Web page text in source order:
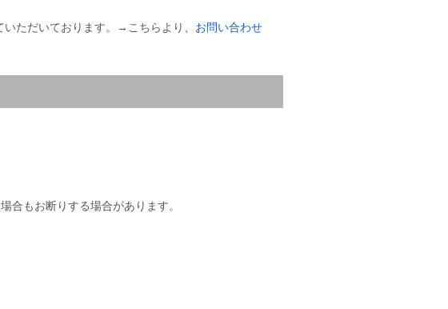
ただいております。→こちらより、 お問い合わせ
合もお断りする場合があります。